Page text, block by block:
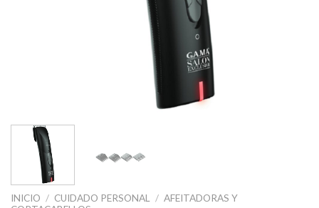
INICIO / CUIDADO PERSONAL / AFEITADORAS Y